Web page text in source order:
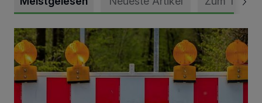
Vollsperrung der Talstraße in Grevenbroich-Kapellen